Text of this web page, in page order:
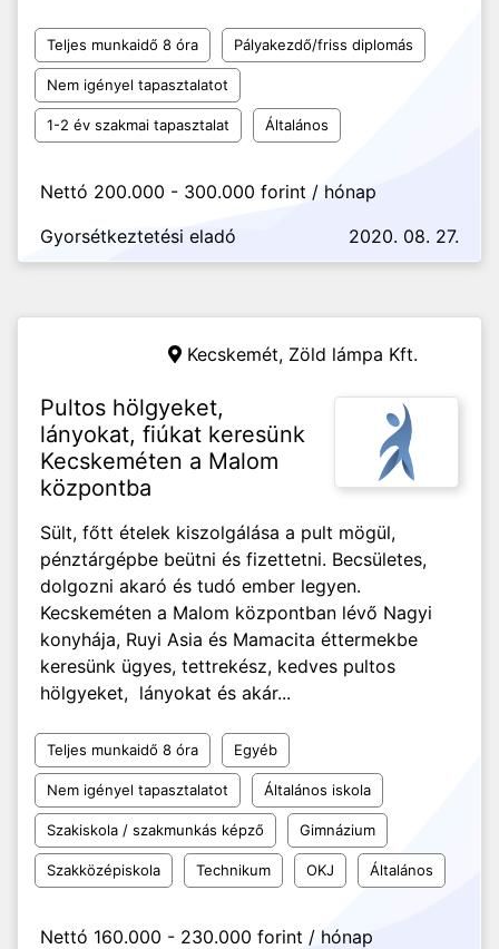
Teljes munkaidő 8 óra Pályakezdő/friss diplomás
Nem igényel tapasztalatot
1-2 év szakmai tapasztalat Általános
Nettó 200.000 - 300.000 forint / hónap
Gyorsétkeztetési eladó
2020. 08. 27.
Kecskemét, Zöld lámpa Kft.
Pultos hölgyeket,
lányokat, fiúkat keresünk
Kecskeméten a Malom
központba
Sült, főtt ételek kiszolgálása a pult mögül,
pénztárgépbe beütni és fizettetni. Becsületes,
dolgozni akaró és tudó ember legyen.
Kecskeméten a Malom központban lévő Nagyi
konyhája, Ruyi Asia és Mamacita éttermekbe
keresünk ügyes, tettrekész, kedves pultos
hölgyeket, lányokat és akár...
Teljes munkaidő 8 óra Egyéb
Nem igényel tapasztalatot Általános iskola
Szakiskola / szakmunkás képző Gimnázium
Szakközépiskola Technikum OKJ Általános
Nettó 160.000 - 230.000 forint / hónap